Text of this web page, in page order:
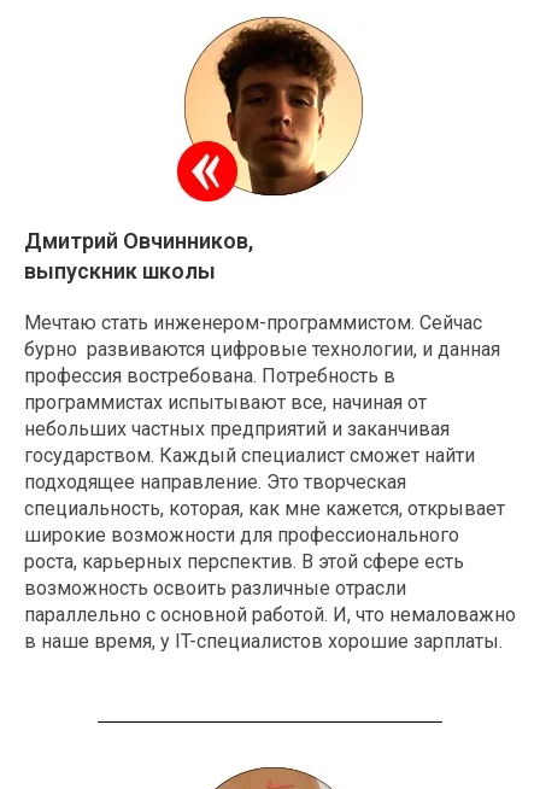
Дмитрий Овчинников,
выпускник школы
Мечтаю стать инженером-программистом. Сейчас
бурно развиваются цифровые технологии, и данная
профессия востребована. Потребность в
программистах испытывают все, начиная от
небольших частных предприятий и заканчивая
государством. Каждый специалист сможет найти
подходящее направление. Это творческая
специальность, которая, как мне кажется, открывает
широкие возможности для профессионального
роста, карьерных перспектив. В этой сфере есть
возможность освоить различные отрасли
параллельно с основной работой. И, что немаловажно
в наше время, у IT-специалистов хорошие зарплаты.